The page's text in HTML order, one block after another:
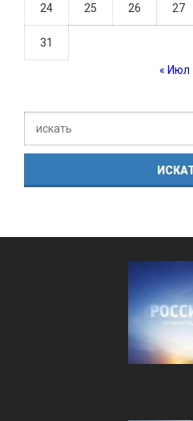
24 25 26 27
31
« Июл